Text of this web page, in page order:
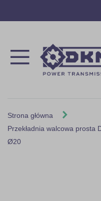
Strona główna
Przekładnia walcowa prosta
Ø20